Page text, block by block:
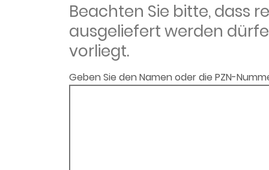
Beachten Sie bitte, dass
ausgeliefert werden
vorliegt.
Geben Sie den Namen oder die PZN-